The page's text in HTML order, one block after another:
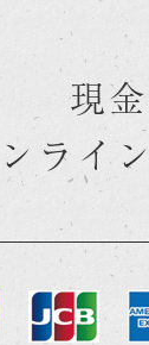
現
ライ